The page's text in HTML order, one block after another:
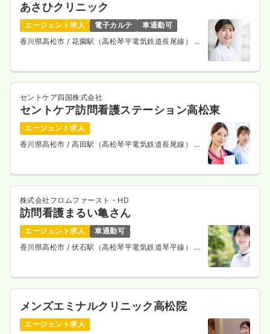
あさひクリニック
エージェント求人 電子カルテ
車通勤可
香川県高松市 / 花園駅（高松琴平電気鉄道長尾線） 徒
セントケア四国株式会社
セントケア訪問看護ステーション高松東
エージェント求人
香川県高松市 / 高田駅（高松琴平電気鉄道長尾線） 徒
株式会社フロムファースト・HD
訪問看護まるい亀さん
エージェント求人
車通勤可
香川県高松市 / 伏石駅（高松琴平電気鉄道琴平線） 徒
メンズエミナルクリニック高松院
エージェント求人